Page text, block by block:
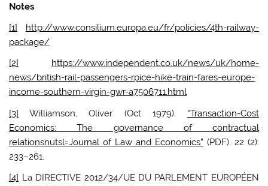
Notes
[1]
http://www.consilium.europa.eu/fr/policies/4th-railway-
package/
[2]
https://www.independent.co.uk/news/uk/home-
news/british-rail-passengers-rpice-hike-train-fares-europe-
income-southern-virgin-gwr-a7506711.html
[3] Williamson, Oliver (Oct 1979). “Transaction-Cost
Economics: The governance of contractual
relationsnutsl=Journal of Law and Economics” (PDF). 22 (2):
233–261.
[4] La DIRECTIVE 2012/34/UE DU PARLEMENT EUROPÉEN